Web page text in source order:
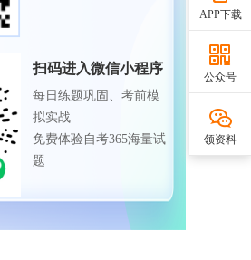
扫码进入微信小程序
每日练题巩固、考前模
拟实战
免费体验自考365海量试
题
APP下载
公众号
领资料